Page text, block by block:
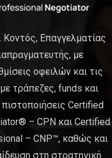
Κοντός, Επαγγελματίας
με
οφειλών και τις
τράπεζες, funds και
Certified
– CPN και Certified
– CNP™, καθώς και
στη στρατηγική